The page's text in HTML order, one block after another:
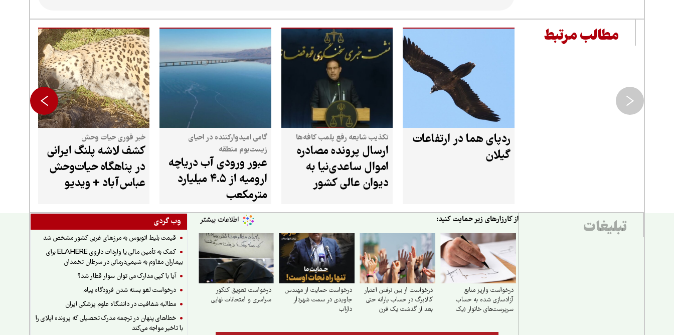
مطالب مرتبط
ردپای هما در ارتفاعات
گیلان
تکذیب شایعه رفع پلمب کافه‌ها
ارسال پرونده مصادره
اموال ساعدی‌نیا به
دیوان عالی کشور
گامی امیدوارکننده در احیای
زیست‌بوم منطقه
عبور ورودی آب دریاچه
ارومیه از ۴.۵ میلیارد
مترمکعب
خبر فوری حیات وحش
کشف لاشه پلنگ ایرانی
در پناهگاه حیات‌وحش
عباس‌آباد + ویدیو
تبلیغات وب گردی
قیمت بلیط اتوبوس به مرزهای غربی کشور مشخص شد
کمک به تأمین مالی یا واردات داروی ELAHERE برای
بیماران مقاوم به شیمی‌درمانی در سرطان تخمدان
آیا با کپی مدارک می توان سوار قطار شد؟
درخواست لغو بسته شدن فرودگاه پیام
مطالبه شفافیت در دانشگاه علوم پزشکی ایران
خطاهای پنهان در ترجمه مدرک تحصیلی که پرونده اپلای را
با تاخیر مواجه می‌کند
از کارزارهای زیر حمایت کنید:
درخواست واریز منابع
آزادسازی شده به حساب
سرپرست‌های خانوار (یک
درخواست از بین نرفتن اعتبار
کالابرگ در حساب یارانه حتی
بعد از گذشت یک قرن
درخواست حمایت از مهندس
جاویدی در سمت شهردار
داراب
درخواست تعویق کنکور
سراسری و امتحانات نهایی